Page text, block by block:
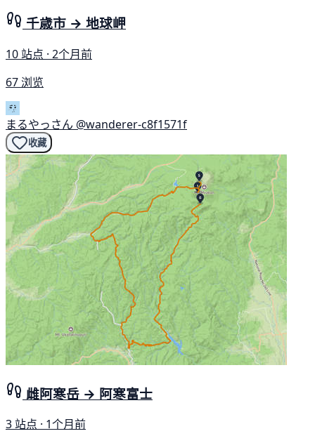
千歳市 → 地球岬
10 站点 · 2个月前
67 浏览
まるやっさん @wanderer-c8f1571f
收藏
雌阿寒岳 → 阿寒富士
3 站点 · 1个月前